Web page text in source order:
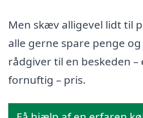
Men skæv alligevel lidt til
alle gerne spare penge
rådgiver til en beskeden –
fornuftig – pris.